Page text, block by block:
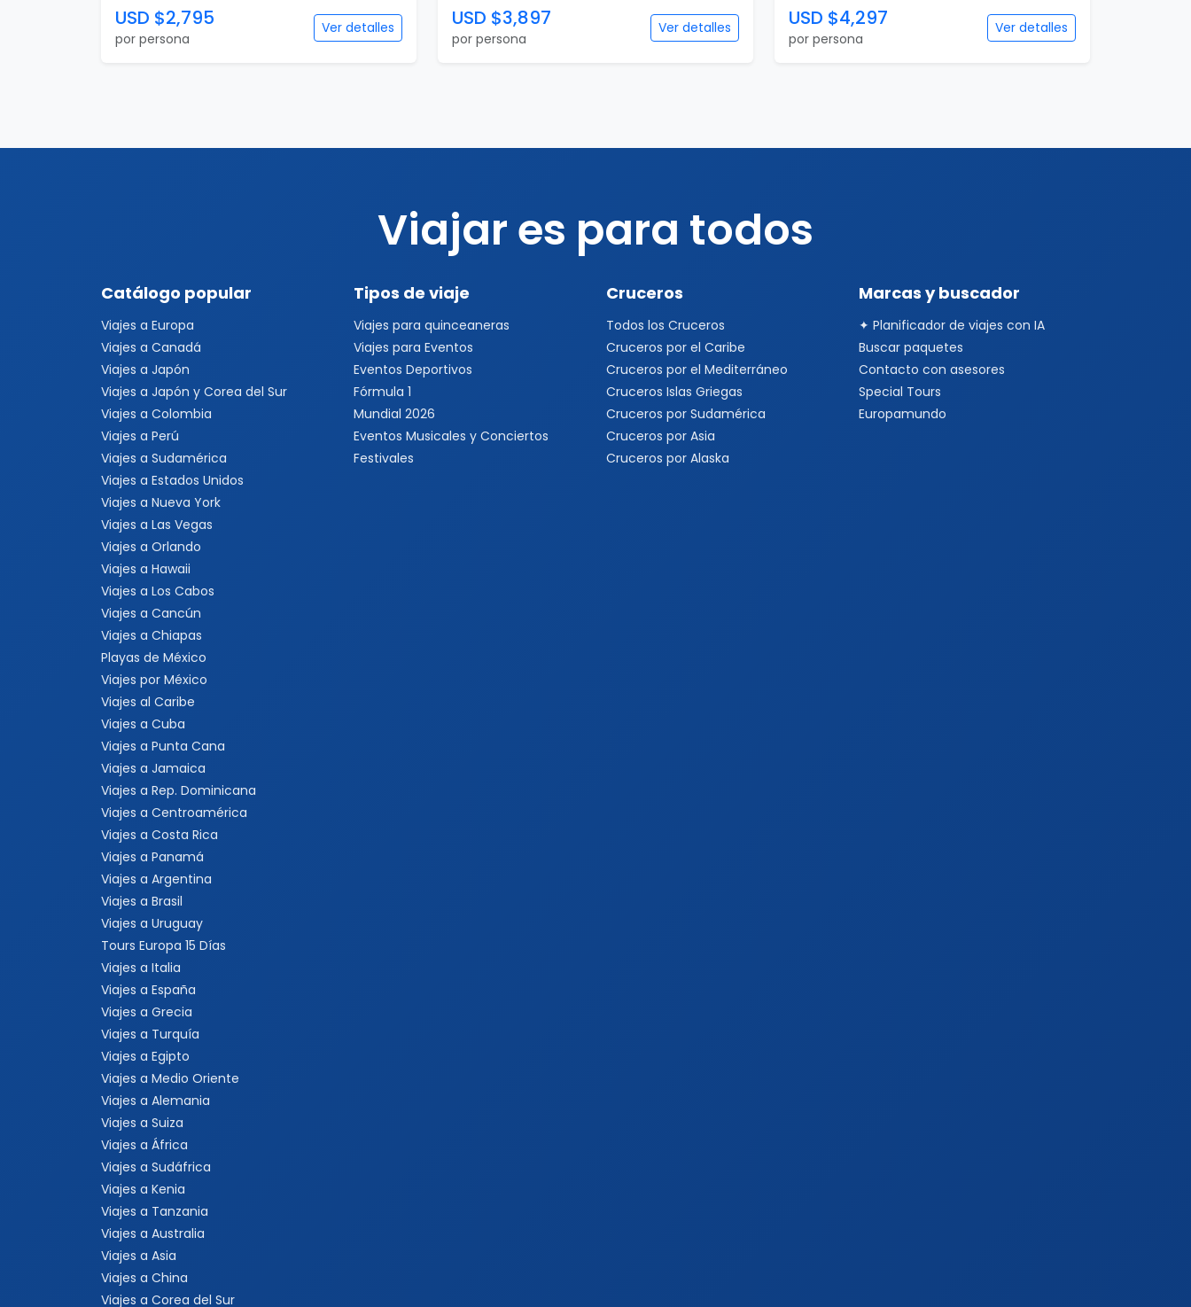
USD $2,795
por persona
Ver detalles USD $3,897
por persona
Ver detalles USD $4,297
por persona
Ver detalles
Viajar es para todos
Catálogo popular
Viajes a Europa
Viajes a Canadá
Viajes a Japón
Viajes a Japón y Corea del Sur
Viajes a Colombia
Viajes a Perú
Viajes a Sudamérica
Viajes a Estados Unidos
Viajes a Nueva York
Viajes a Las Vegas
Viajes a Orlando
Viajes a Hawaii
Viajes a Los Cabos
Viajes a Cancún
Viajes a Chiapas
Playas de México
Viajes por México
Viajes al Caribe
Viajes a Cuba
Viajes a Punta Cana
Viajes a Jamaica
Viajes a Rep. Dominicana
Viajes a Centroamérica
Viajes a Costa Rica
Viajes a Panamá
Viajes a Argentina
Viajes a Brasil
Viajes a Uruguay
Tours Europa 15 Días
Viajes a Italia
Viajes a España
Viajes a Grecia
Viajes a Turquía
Viajes a Egipto
Viajes a Medio Oriente
Viajes a Alemania
Viajes a Suiza
Viajes a África
Viajes a Sudáfrica
Viajes a Kenia
Viajes a Tanzania
Viajes a Australia
Viajes a Asia
Viajes a China
Viajes a Corea del Sur
Tipos de viaje
Viajes para quinceaneras
Viajes para Eventos
Eventos Deportivos
Fórmula 1
Mundial 2026
Eventos Musicales y Conciertos
Festivales
Cruceros
Todos los Cruceros
Cruceros por el Caribe
Cruceros por el Mediterráneo
Cruceros Islas Griegas
Cruceros por Sudamérica
Cruceros por Asia
Cruceros por Alaska
Marcas y buscador
✦ Planificador de viajes con IA
Buscar paquetes
Contacto con asesores
Special Tours
Europamundo